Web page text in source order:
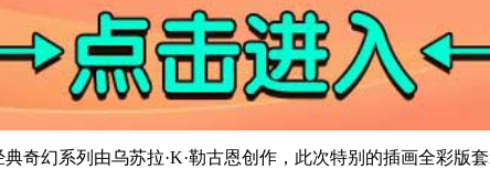
奇幻系列由乌苏拉·K·勒古恩创作，此次特别的插画全彩